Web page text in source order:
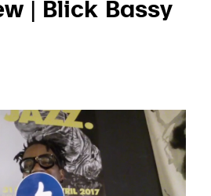
| Blick Bassy